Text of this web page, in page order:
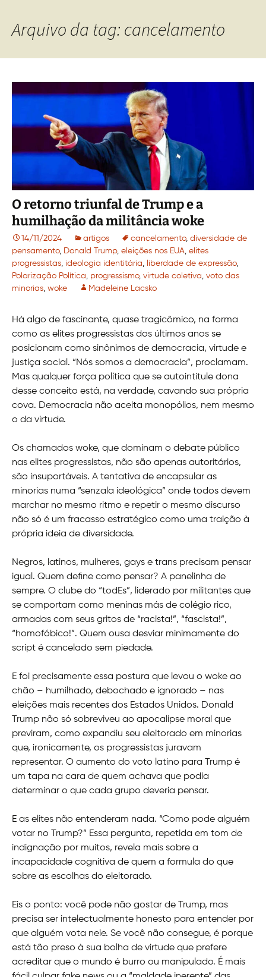
Arquivo da tag: cancelamento
O retorno triunfal de Trump e a
humilhação da militância woke
14/11/2024 artigos cancelamento, diversidade de
pensamento, Donald Trump, eleições nos EUA, elites
progressistas, ideologia identitária, liberdade de expressão,
Polarização Política, progressismo, virtude coletiva, voto das
minorias, woke Madeleine Lacsko
Há algo de fascinante, quase tragicômico, na forma
como as elites progressistas dos últimos anos se
posicionam como sinônimos de democracia, virtude e
justiça social. “Nós somos a democracia”, proclamam.
Mas qualquer força política que se autointitule dona
desse conceito está, na verdade, cavando sua própria
cova. Democracia não aceita monopólios, nem mesmo
o da virtude.
Os chamados woke, que dominam o debate público
nas elites progressistas, não são apenas autoritários,
são insuportáveis. A tentativa de encapsular as
minorias numa “senzala ideológica” onde todos devem
marchar no mesmo ritmo e repetir o mesmo discurso
não só é um fracasso estratégico como uma traição à
própria ideia de diversidade.
Negros, latinos, mulheres, gays e trans precisam pensar
igual. Quem define como pensar? A panelinha de
sempre. O clube do “todEs”, liderado por militantes que
se comportam como meninas más de colégio rico,
armadas com seus gritos de “racista!”, “fascista!”,
“homofóbico!”. Quem ousa desviar minimamente do
script é cancelado sem piedade.
E foi precisamente essa postura que levou o woke ao
chão – humilhado, debochado e ignorado – nas
eleições mais recentes dos Estados Unidos. Donald
Trump não só sobreviveu ao apocalipse moral que
previram, como expandiu seu eleitorado em minorias
que, ironicamente, os progressistas juravam
representar. O aumento do voto latino para Trump é
um tapa na cara de quem achava que podia
determinar o que cada grupo deveria pensar.
E as elites não entenderam nada. “Como pode alguém
votar no Trump?” Essa pergunta, repetida em tom de
indignação por muitos, revela mais sobre a
incapacidade cognitiva de quem a formula do que
sobre as escolhas do eleitorado.
Eis o ponto: você pode não gostar de Trump, mas
precisa ser intelectualmente honesto para entender por
que alguém vota nele. Se você não consegue, é porque
está tão preso à sua bolha de virtude que prefere
acreditar que o mundo é burro ou manipulado. É mais